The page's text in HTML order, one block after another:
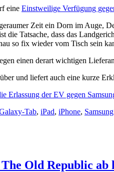
eine Einstweilige Verfügung
Zeit ein Dorn im Auge,
die Tatsache, dass das
so fix wieder vom Tisch sein
einen derart wichtigen
und liefert auch eine kurze
Erlassung der EV gegen
Tab, iPad, iPhone, Samsung
Old Republic ab